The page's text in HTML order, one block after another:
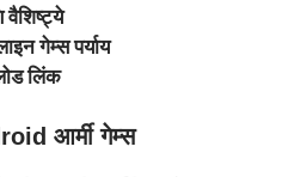
गेम्स पर्याय
लिंक
आर्मी गेम्स